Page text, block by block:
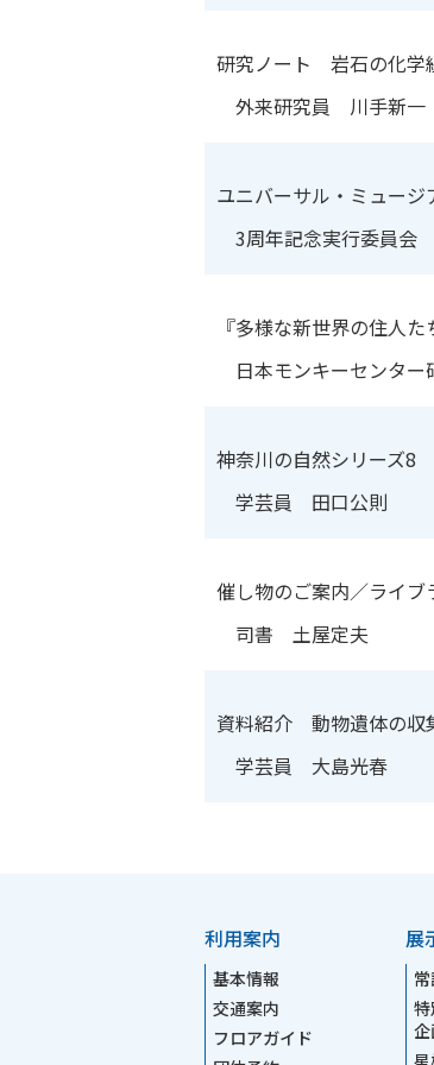
研究ノート 岩石の化学
外来研究員 川手新一
ユニバーサル・ミュージ
3周年記念実行委員会
『多様な新世界の住
日本モンキーセンタ
神奈川の自然シリーズ8
学芸員 田口公則
催し物のご案内／ライ
司書 土屋定夫
資料紹介 動物遺体の収
学芸員 大島光春
利用案内
基本情報
交通案内
フロアガイド
展